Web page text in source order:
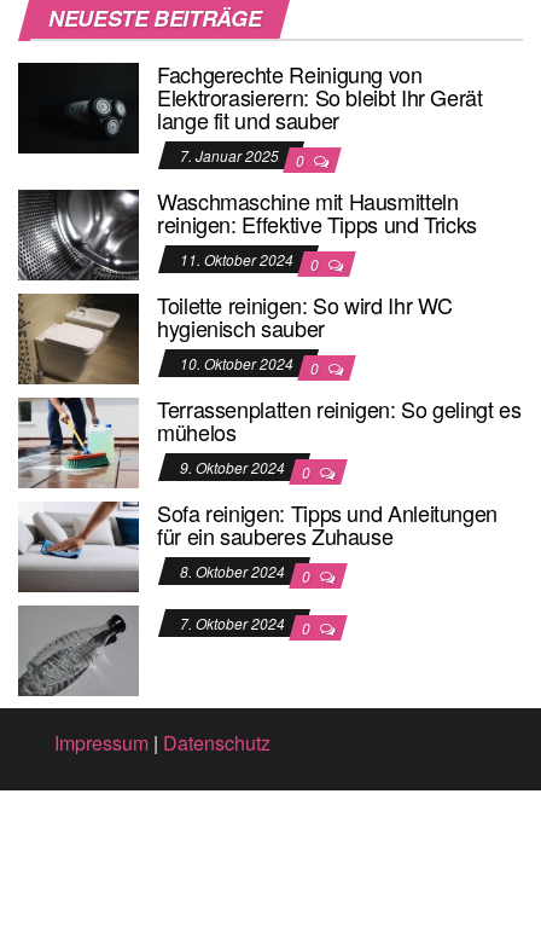
NEUESTE BEITRÄGE
Fachgerechte Reinigung von
Elektrorasierern: So bleibt Ihr Gerät
lange fit und sauber
7. Januar 2025 0
Waschmaschine mit Hausmitteln
reinigen: Effektive Tipps und Tricks
11. Oktober 2024 0
Toilette reinigen: So wird Ihr WC
hygienisch sauber
10. Oktober 2024 0
Terrassenplatten reinigen: So gelingt es
mühelos
9. Oktober 2024 0
Sofa reinigen: Tipps und Anleitungen
für ein sauberes Zuhause
8. Oktober 2024 0
7. Oktober 2024 0
Impressum | Datenschutz